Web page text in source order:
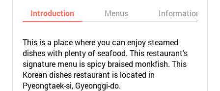
Introduction Menus Informations
This is a place where you can enjoy steamed
dishes with plenty of seafood. This restaurant's
signature menu is spicy braised monkfish. This
Korean dishes restaurant is located in
Pyeongtaek-si, Gyeonggi-do.